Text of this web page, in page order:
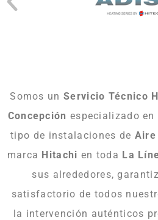
Somos un Servicio Técnico
Concepción especializado
tipo de instalaciones de Aire
marca Hitachi en toda La
sus alrededores,
satisfactorio de todos
la intervención auténticos